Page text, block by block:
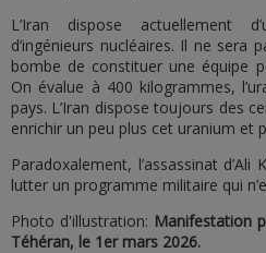
L’Iran dispose actuellement
d’ingénieurs nucléaires. Il ne sera
bombe de constituer une équipe
On évalue à 400 kilogrammes,
pays. L’Iran dispose toujours des
enrichir un peu plus cet uranium et
Paradoxalement, l’assassinat
lutter un programme militaire qui
Photo d'illustration: Manifestation
Téhéran, le 1er mars 2026.